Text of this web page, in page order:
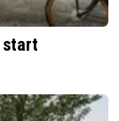
start